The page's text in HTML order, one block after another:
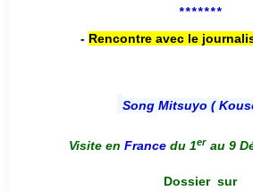
*******
- Rencontre avec le
Song Mitsuyo (
Visite en France du 1er au 9
Dossier sur